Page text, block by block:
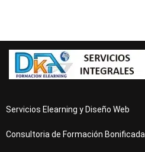
Servicios Elearning y Diseño Web
Consultoria de Formación Bonificada